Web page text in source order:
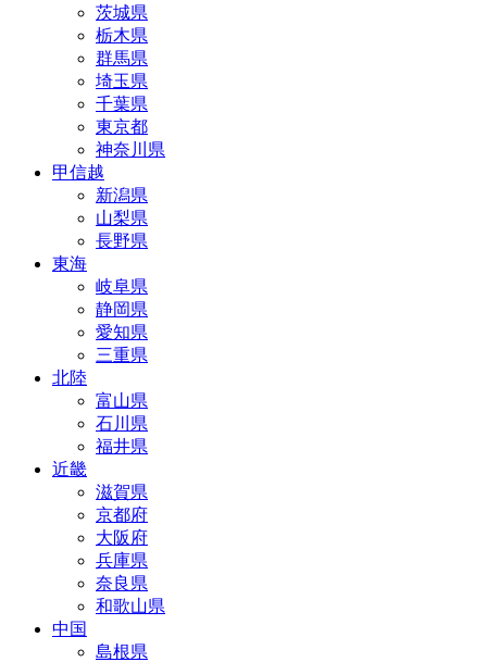
茨城県
栃木県
群馬県
埼玉県
千葉県
東京都
神奈川県
甲信越
新潟県
山梨県
長野県
東海
岐阜県
静岡県
愛知県
三重県
北陸
富山県
石川県
福井県
近畿
滋賀県
京都府
大阪府
兵庫県
奈良県
和歌山県
中国
島根県